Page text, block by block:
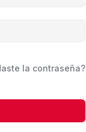
la contraseña?